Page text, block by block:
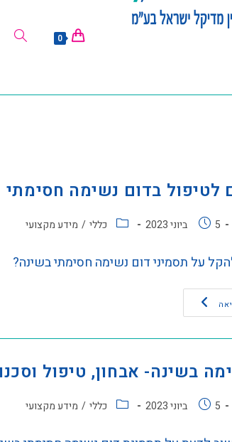
0
5 ביוני 2023 כללי / מידע מקצועי
על תסמיני דום נשימה חסימתי בשינה?
בשינה- אבחון, טיפול
5 ביוני 2023 כללי / מידע מקצועי